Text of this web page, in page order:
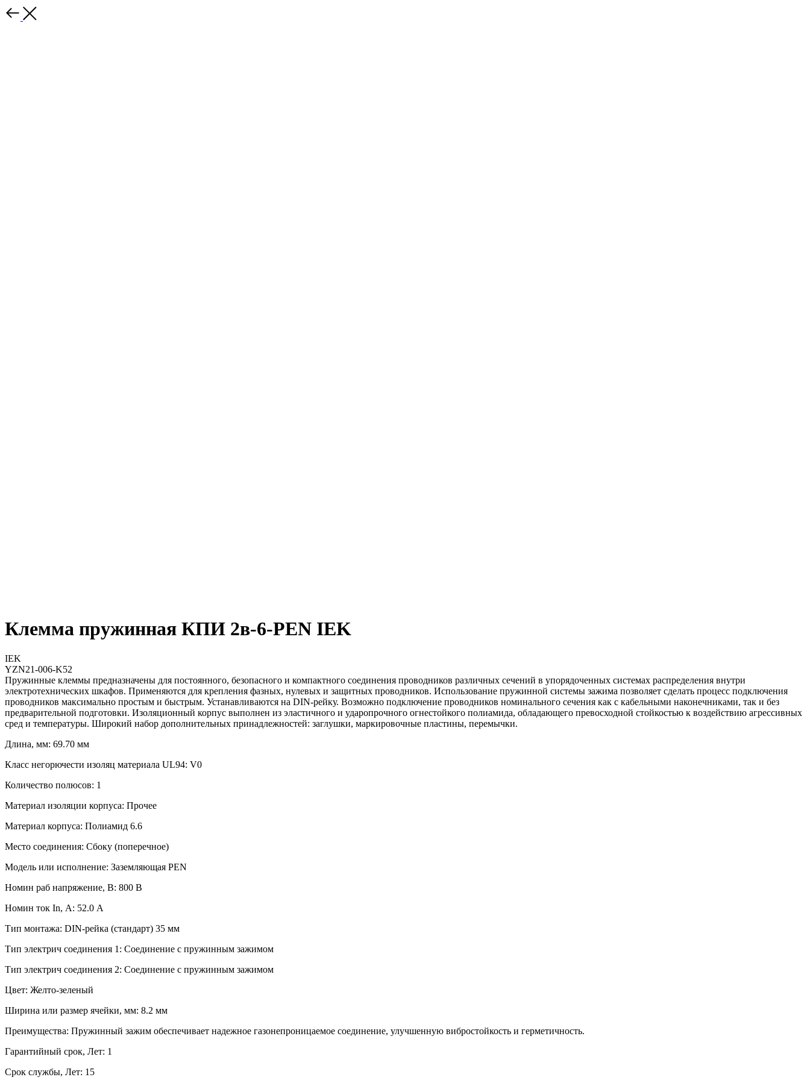
Клемма пружинная КПИ 2в-6-PEN IEK
IEK
YZN21-006-K52
Пружинные клеммы предназначены для постоянного, безопасного и компактного соединения проводников различных сечений в упорядоченных системах распределения внутри
электротехнических шкафов. Применяются для крепления фазных, нулевых и защитных проводников. Использование пружинной системы зажима позволяет сделать процесс подключения
проводников максимально простым и быстрым. Устанавливаются на DIN-рейку. Возможно подключение проводников номинального сечения как с кабельными наконечниками, так и без
предварительной подготовки. Изоляционный корпус выполнен из эластичного и ударопрочного огнестойкого полиамида, обладающего превосходной стойкостью к воздействию агрессивных
сред и температуры. Широкий набор дополнительных принадлежностей: заглушки, маркировочные пластины, перемычки.
Длина, мм: 69.70 мм
Класс негорючести изоляц материала UL94: V0
Количество полюсов: 1
Материал изоляции корпуса: Прочее
Материал корпуса: Полиамид 6.6
Место соединения: Сбоку (поперечное)
Модель или исполнение: Заземляющая PEN
Номин раб напряжение, В: 800 В
Номин ток In, А: 52.0 А
Тип монтажа: DIN-рейка (стандарт) 35 мм
Тип электрич соединения 1: Соединение с пружинным зажимом
Тип электрич соединения 2: Соединение с пружинным зажимом
Цвет: Желто-зеленый
Ширина или размер ячейки, мм: 8.2 мм
Преимущества: Пружинный зажим обеспечивает надежное газонепроницаемое соединение, улучшенную вибростойкость и герметичность.
Гарантийный срок, Лет: 1
Срок службы, Лет: 15